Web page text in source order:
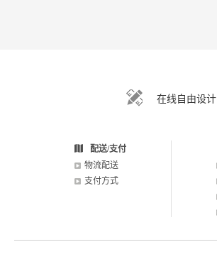
在线自由设计
配送/支付
物流配送
支付方式